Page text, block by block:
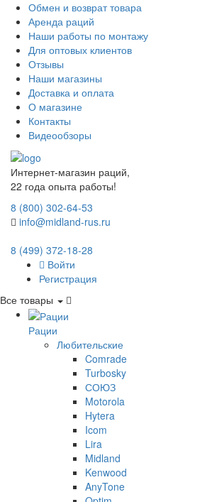
Обмен и возврат товара
Аренда раций
Наши работы по монтажу
Для оптовых клиентов
Отзывы
Наши магазины
Доставка и оплата
О магазине
Контакты
Видеообзоры
Интернет-магазин раций,
22 года опыта работы!
8 (800) 302-64-53
info@midland-rus.ru
8 (499) 372-18-28
Войти
Регистрация
Все товары
Рации
Любительские
Comrade
Turbosky
СОЮЗ
Motorola
Hytera
Icom
Lira
Midland
Kenwood
AnyTone